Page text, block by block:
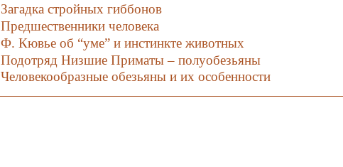
Загадка стройных гиббонов
Предшественники человека
Ф. Кювье об “уме” и инстинкте животных
Подотряд Низшие Приматы – полуобезьяны
Человекообразные обезьяны и их особенности